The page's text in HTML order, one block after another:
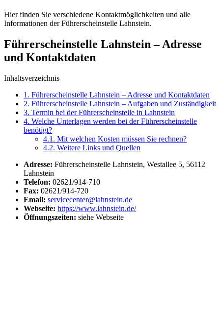
Hier finden Sie verschiedene Kontaktmöglichkeiten und alle
Informationen der Führerscheinstelle Lahnstein.
Führerscheinstelle Lahnstein – Adresse
und Kontaktdaten
Inhaltsverzeichnis
1. Führerscheinstelle Lahnstein – Adresse und Kontaktdaten
2. Führerscheinstelle Lahnstein – Aufgaben und Zuständigkeit
3. Termin bei der Führerscheinstelle in Lahnstein
4. Welche Unterlagen werden bei der Führerscheinstelle
benötigt?
4.1. Mit welchen Kosten müssen Sie rechnen?
4.2. Weitere Links und Quellen
Adresse: Führerscheinstelle Lahnstein, Westallee 5, 56112
Lahnstein
Telefon: 02621/914-710
Fax: 02621/914-720
Email: servicecenter@lahnstein.de
Webseite: https://www.lahnstein.de/
Öffnungszeiten: siehe Webseite